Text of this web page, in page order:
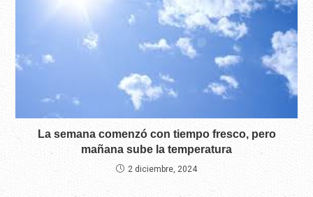
La semana comenzó con tiempo fresco, pero
mañana sube la temperatura
2 diciembre, 2024